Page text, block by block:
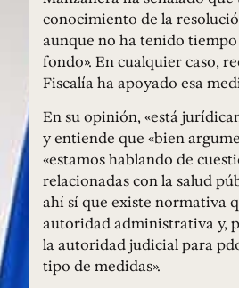
conocimiento de la
aunque no ha tenido tiempo
fondo». En cualquier caso,
Fiscalía ha apoyado esa
En su opinión, «está
y entiende que «bien
«estamos hablando de
relacionadas con la salud
ahí sí que existe normativa
autoridad administrativa y,
la autoridad judicial para
tipo de medidas».